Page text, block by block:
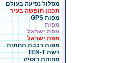
מסלול נסיעה בעולם
תכנון חופשה בעיר
מפות GPS
מפות
מפת ישראל
מפת ישראל
מפות רכבת תחתית
רשת TEN-T
מחוזות רוסיה